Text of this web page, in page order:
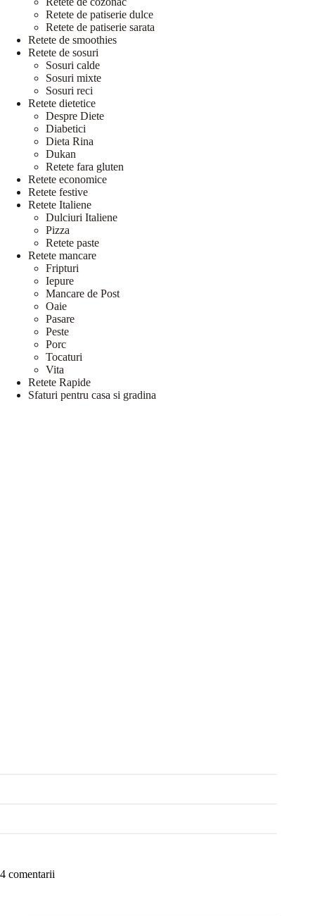
Retete de patiserie dulce
Retete de patiserie sarata
Retete de smoothies
Retete de sosuri
Sosuri calde
Sosuri mixte
Sosuri reci
Retete dietetice
Despre Diete
Diabetici
Dieta Rina
Dukan
Retete fara gluten
Retete economice
Retete festive
Retete Italiene
Dulciuri Italiene
Pizza
Retete paste
Retete mancare
Fripturi
Iepure
Mancare de Post
Oaie
Pasare
Peste
Porc
Tocaturi
Vita
Retete Rapide
Sfaturi pentru casa si gradina
4 comentarii